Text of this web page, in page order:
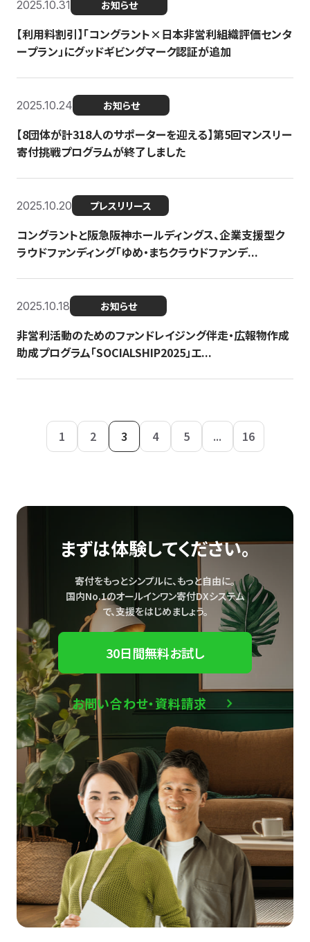
2025.10.31 お知らせ
【利用料割引】「コングラント×日本非営利組織評価センタ
ープラン」にグッドギビングマーク認証が追加
2025.10.24 お知らせ
【8団体が計318人のサポーターを迎える】​​第5回マンスリー
寄付挑戦プログラムが終了しました
2025.10.20 プレスリリース
コングラントと阪急阪神ホールディングス、企業支援型ク
ラウドファンディング「ゆめ・まちクラウドファンデ...
2025.10.18 お知らせ
非営利活動のためのファンドレイジング伴走・広報物作成
助成プログラム「SOCIALSHIP2025」エ...
1 2 3 4 5 ... 16
まずは体験してください。
寄付をもっとシンプルに、もっと自由に。
国内No.1のオールインワン寄付DXシステム
で、支援をはじめましょう。
30日間無料お試し
お問い合わせ・資料請求